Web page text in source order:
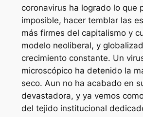
coronavirus ha logrado lo que
imposible, hacer temblar las
más firmes del capitalismo y
modelo neoliberal, y
crecimiento constante. Un
microscópico ha detenido la
seco. Aun no ha acabado en
devastadora, y ya vemos
del tejido institucional